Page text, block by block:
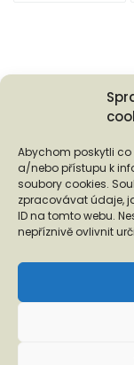
Abychom poskytli
a/nebo přístupu k
soubory cookies.
zpracovávat údaje,
ID na tomto webu.
nepříznivě ovlivnit
Podporují
❬